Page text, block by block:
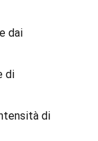
dai
di
di